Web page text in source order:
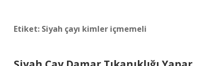
Etiket: Siyah çayı kimler içmemeli